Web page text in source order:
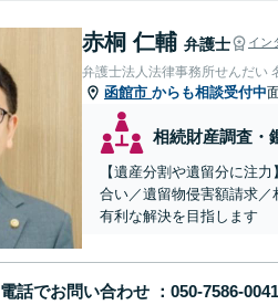
赤桐 仁輔 弁護士 イン
弁護士法人法律事務所せんだい
函館市 からも相談受付中
相続財産調査・
【遺産分割や遺留分に注
合い／遺留物侵害額請求／
有利な解決を目指します
電話でお問い合わせ